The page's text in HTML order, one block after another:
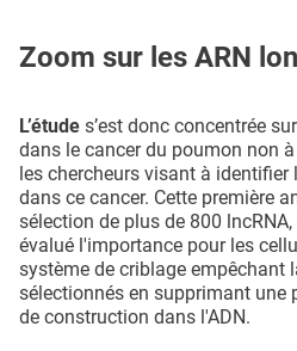
Zoom sur les ARN
L’étude s’est donc concentrée
dans le cancer du poumon non
les chercheurs visant à identifier
dans ce cancer. Cette première
sélection de plus de 800
évalué l'importance pour les
système de criblage empêchant
sélectionnés en supprimant une
de construction dans l'ADN.